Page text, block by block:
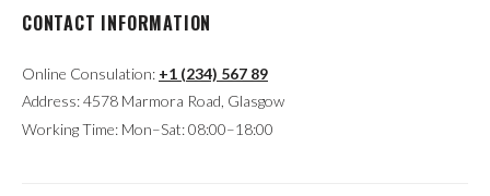
CONTACT INFORMATION
Online Consulation: +1 (234) 567 89
Address: 4578 Marmora Road, Glasgow
Working Time: Mon–Sat: 08:00–18:00